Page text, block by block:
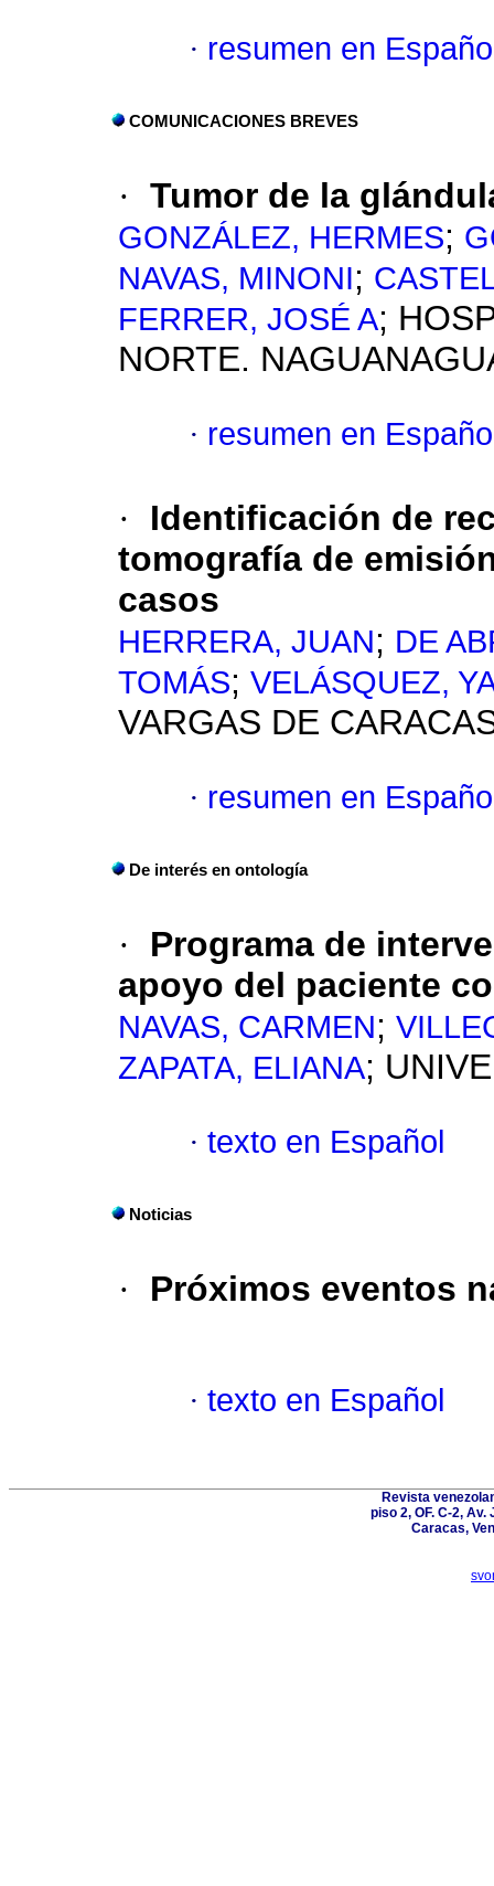
· resumen en
COMUNICACIONES BREVES
· Tumor de la
GONZÁLEZ, HERMES;
NAVAS, MINONI;
FERRER, JOSÉ A;
NORTE.
· resumen en
·
Identificación de
tomografía de
casos
HERRERA, JUAN; DE
TOMÁS; VELÁSQUEZ,
VARGAS DE
· resumen en
De interés en ontología
·
Programa de
apoyo del paciente
NAVAS, CARMEN;
ZAPATA, ELIANA;
· texto en Español
Noticias
· Próximos eventos
· texto en Español
Revista
piso 2, OF. C-2,
Caracas,